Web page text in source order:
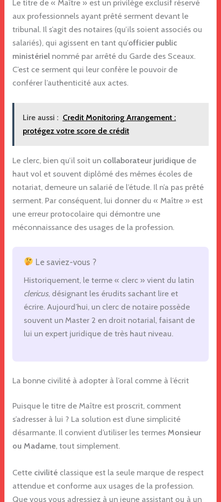
Le titre de « Maître » est un privilège exclusif réservé
aux professionnels ayant prêté serment devant le
tribunal. Il s’agit des notaires (qu’ils soient associés ou
salariés), qui agissent en tant qu’officier public
ministériel nommé par arrêté du Garde des Sceaux.
C’est ce serment qui leur confère le pouvoir de
conférer l’authenticité aux actes.
Lire aussi : Credit Monitoring Arrangement :
protégez votre score de crédit
Le clerc, bien qu’il soit un collaborateur juridique de
haut vol et souvent diplômé des mêmes écoles de
notariat, demeure un salarié de l’étude. Il n’a pas prêté
serment. Par conséquent, lui donner du « Maître » est
une erreur protocolaire qui démontre une
méconnaissance des usages de la profession.
Le saviez-vous ?
Historiquement, le terme « clerc » vient du latin
clericus, désignant les érudits sachant lire et
écrire. Aujourd’hui, un clerc de notaire possède
souvent un Master 2 en droit notarial, faisant de
lui un expert juridique de très haut niveau.
La bonne civilité à adopter à l’oral comme à l’écrit
Puisque le titre de Maître est proscrit, comment
s’adresser à lui ? La solution est d’une simplicité
désarmante. Il convient d’utiliser les termes Monsieur
ou Madame, tout simplement.
Cette civilité classique est la seule marque de respect
attendue et conforme aux usages de la profession.
Que vous vous adressiez à un jeune assistant ou à un